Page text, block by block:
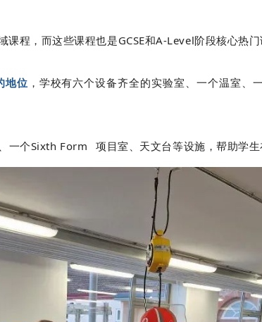
程，而这些课程也是GCSE和A-Level阶段核心热门
地位 ，学校有六个设备齐全的实验室、一个温室、
一个Sixth Form 项目室、天文台等设施，帮助学生